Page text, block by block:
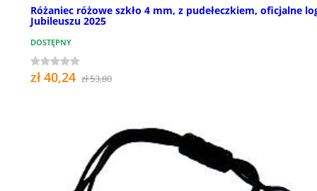
Różaniec różowe szkło 4 mm, z pudełeczkiem, oficjalne
Jubileuszu 2025
DOSTĘPNY
zł 40,24 zł 53,80